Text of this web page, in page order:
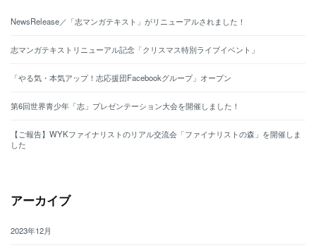
NewsRelease／「志マンガテキスト」がリニューアルされました！
志マンガテキストリニューアル記念「クリスマス特別ライブイベント」
「やる気・本気アップ！志応援団Facebookグループ」オープン
第6回世界青少年「志」プレゼンテーション大会を開催しました！
【ご報告】WYKファイナリストのリアル交流会「ファイナリストの森」を開催しま
した
アーカイブ
2023年12月